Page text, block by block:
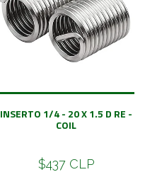
INSERTO 1/4 - 20 X 1.5 D RE -
COIL
$437 CLP